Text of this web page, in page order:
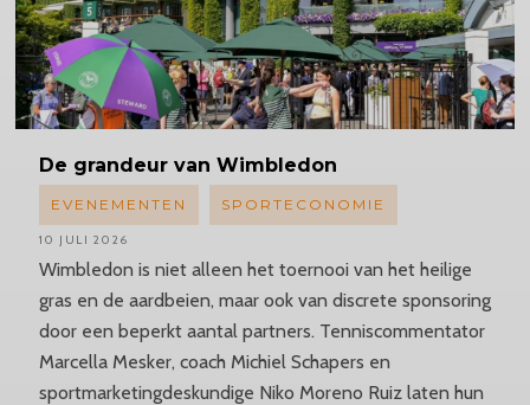
De grandeur van Wimbledon
Wimbledon is niet alleen het toernooi van het heilige
gras en de aardbeien, maar ook van discrete sponsoring
door een beperkt aantal partners. Tenniscommentator
Marcella Mesker, coach Michiel Schapers en
sportmarketingdeskundige Niko Moreno Ruiz laten hun
EVENEMENTEN SPORTECONOMIE
10 JULI 2026